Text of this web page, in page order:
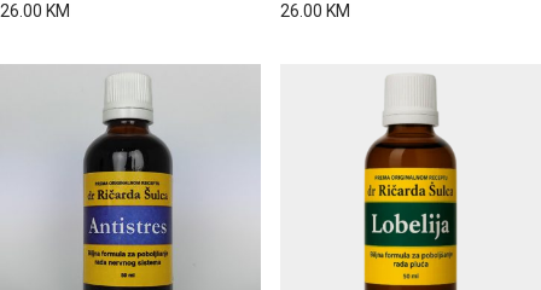
26.00 KM 26.00 KM